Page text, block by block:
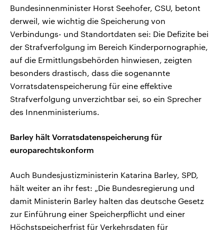
Bundesinnenminister Horst Seehofer, CSU, betont
derweil, wie wichtig die Speicherung von
Verbindungs- und Standortdaten sei: Die Defizite bei
der Strafverfolgung im Bereich Kinderpornographie,
auf die Ermittlungsbehörden hinwiesen, zeigten
besonders drastisch, dass die sogenannte
Vorratsdatenspeicherung für eine effektive
Strafverfolgung unverzichtbar sei, so ein Sprecher
des Innenministeriums.
Barley hält Vorratsdatenspeicherung für
europarechtskonform
Auch Bundesjustizministerin Katarina Barley, SPD,
hält weiter an ihr fest: „Die Bundesregierung und
damit Ministerin Barley halten das deutsche Gesetz
zur Einführung einer Speicherpflicht und einer
Höchstspeicherfrist für Verkehrsdaten für